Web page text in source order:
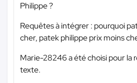
Philippe ?
Requêtes à intégrer : pourquoi
cher, patek philippe prix moins
Marie-28246 a été choisi pour la
texte.